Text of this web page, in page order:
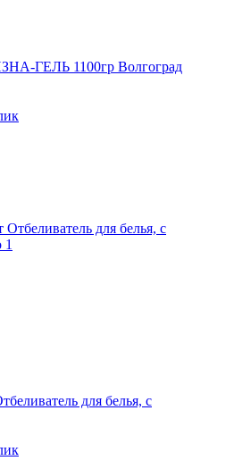
ГЕЛЬ 1100гр Волгоград
для белья, с